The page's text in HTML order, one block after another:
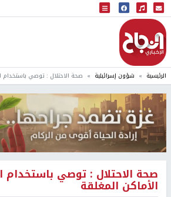
البث المباشر
إذاعة النجاح
الرئيسية شؤون إسرائيلية صحة الاحتلال : توصي باستخدام
صحة الاحتلال : توصي باستخدام
الأماكن المغلقة